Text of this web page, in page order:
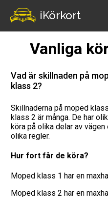
iKörkort
Bli
Vanliga
Vad är skillnaden på
klass 2?
Skillnaderna på moped
klass 2 är många. De har
köra på olika delar av
olika regler.
Hur fort får de köra?
Moped klass 1 har en
Moped klass 2 har en